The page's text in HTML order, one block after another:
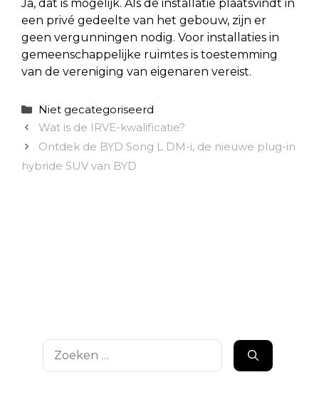
Ja, dat is mogelijk. Als de installatie plaatsvindt in
een privé gedeelte van het gebouw, zijn er
geen vergunningen nodig. Voor installaties in
gemeenschappelijke ruimtes is toestemming
van de vereniging van eigenaren vereist.
Categorieën
Niet gecategoriseerd
Wat is de IRVE-kwalificatie?
Ontdek de BYD Song L DM-i, de nieuwe plug-in
hybride SUV van BYD
Zoek
naar: